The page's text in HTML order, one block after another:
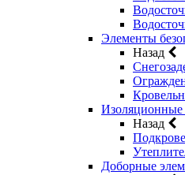
Элементы
Назад
Изоляционные
Назад
Доборные